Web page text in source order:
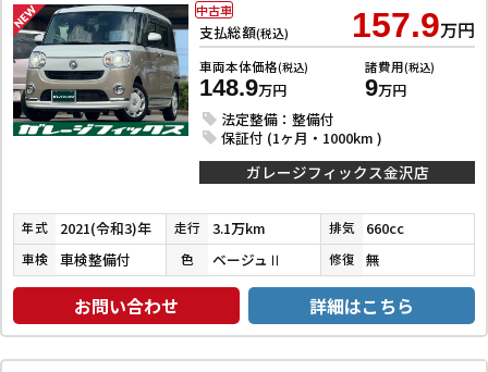
支払総額(税込) 157.9万円
車両本体価格(税込)
148.9万円
諸費用(税込)
9万円
法定整備：整備付
保証付 (1ヶ月・1000km )
中古車
ガレージフィックス金沢店
年式 2021(令和3)年 走行 3.1万km 排気 660cc
車検 車検整備付 色 ベージュⅡ 修復 無
お問い合わせ 詳細はこちら